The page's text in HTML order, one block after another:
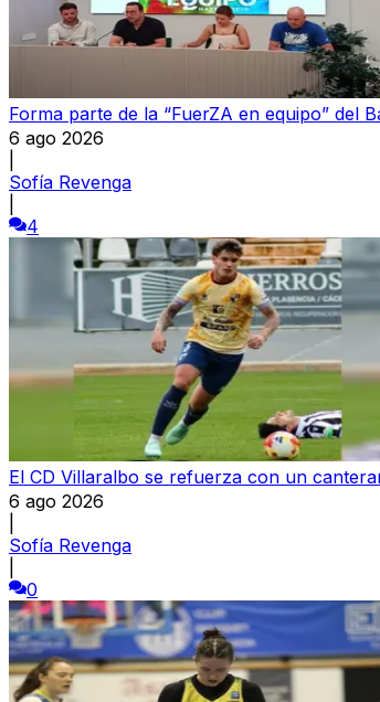
Forma parte de la “FuerZA en equipo” del
6 ago 2026
Sofía Revenga
4
El CD Villaralbo se refuerza con un
6 ago 2026
Sofía Revenga
0